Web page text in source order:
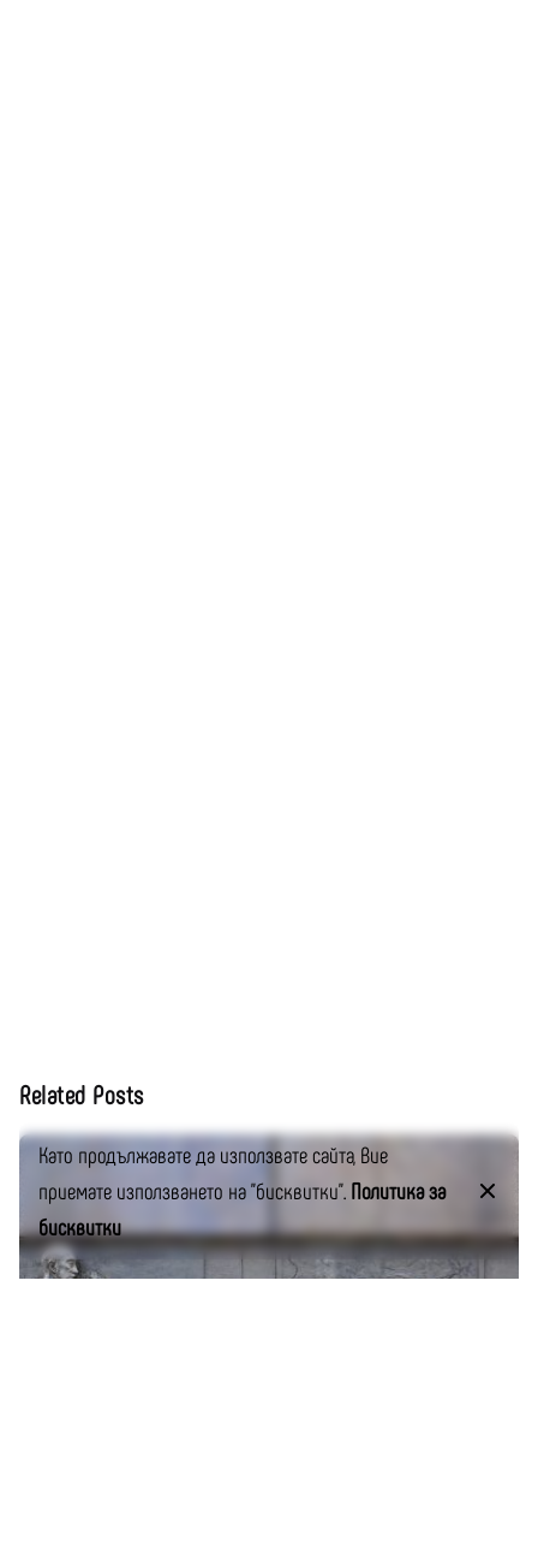
Related Posts
Като продължавате да използвате сайта, Вие
приемате използването на "бисквитки". Политика за
бисквитки